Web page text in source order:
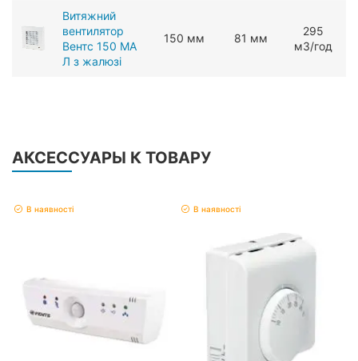
Витяжний
вентилятор
Вентс 150 МА
Л з жалюзі
150 мм 81 мм
295
мЗ/год
АКСЕССУАРЫ К ТОВАРУ
В наявності В наявності